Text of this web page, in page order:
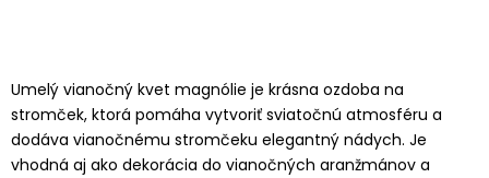
Umelý vianočný kvet magnólie je krásna ozdoba na
stromček, ktorá pomáha vytvoriť sviatočnú atmosféru a
dodáva vianočnému stromčeku elegantný nádych. Je
vhodná aj ako dekorácia do vianočných aranžmánov a